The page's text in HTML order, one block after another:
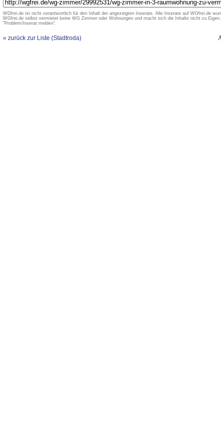
WGfrei.de ist nicht verantwortlich für den Inhalt der angezeigten Inserate. Alle Inserate auf WGfrei.de
WGfrei.de selbst vermietet keine WG Zimmer oder Wohnungen und macht sich die Inhalte nicht zu
"Problem/Inserat melden".
« zurück zur Liste (Stadtroda)